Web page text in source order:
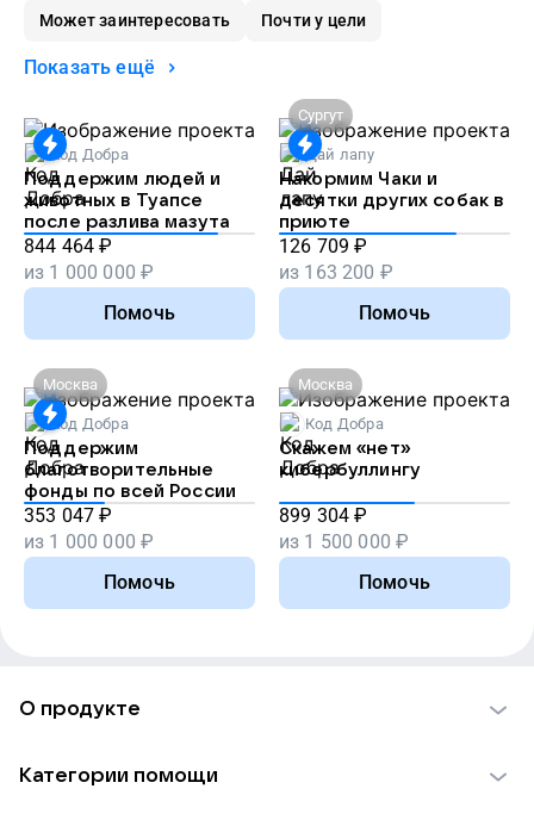
Может заинтересовать Почти у цели
Показать ещё
Код Добра
Поддержим людей и
животных в Туапсе
после разлива мазута
844 464 ₽
из 1 000 000 ₽
Помочь
Сургут
Дай лапу
Накормим Чаки и
десятки других собак в
приюте
126 709 ₽
из 163 200 ₽
Помочь
Москва
Код Добра
Поддержим
благотворительные
фонды по всей России
353 047 ₽
из 1 000 000 ₽
Помочь
Москва
Код Добра
Скажем «нет»
кибербуллингу
899 304 ₽
из 1 500 000 ₽
Помочь
О продукте
Категории помощи